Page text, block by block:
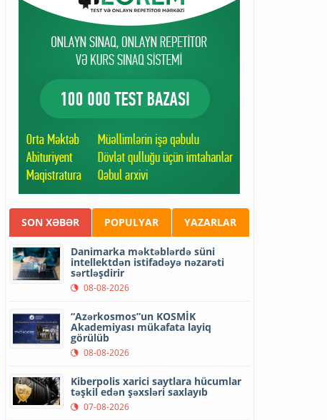
SON XƏBƏR POPULYAR YAZARLAR
Danimarka məktəblərdə süni
intellektdən istifadəyə nəzarəti
sərtləşdirir
08-08-2026
“Azərkosmos”un KOSMİK
Akademiyası mükafata layiq
görülüb
08-08-2026
Kiberpolis xarici saytlara hücumlar
təşkil edən şəxsləri saxlayıb
07-08-2026